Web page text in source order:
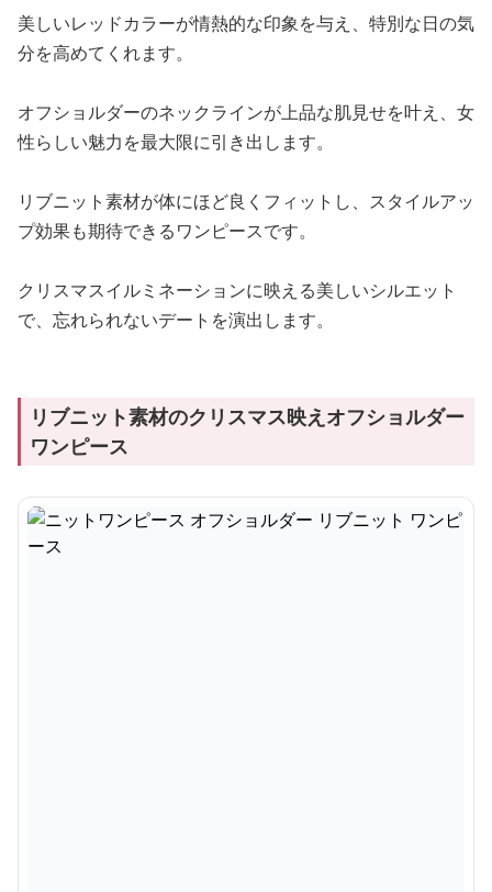
美しいレッドカラーが情熱的な印象を与え、特別な日の気
分を高めてくれます。
オフショルダーのネックラインが上品な肌見せを叶え、女
性らしい魅力を最大限に引き出します。
リブニット素材が体にほど良くフィットし、スタイルアッ
プ効果も期待できるワンピースです。
クリスマスイルミネーションに映える美しいシルエット
で、忘れられないデートを演出します。
リブニット素材のクリスマス映えオフショルダー
ワンピース